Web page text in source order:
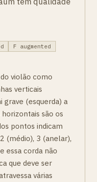
F augmented
violão como
verticais
grave (esquerda) a
são os
pontos indicam
(médio), 3 (anelar),
essa corda não
que deve ser
várias